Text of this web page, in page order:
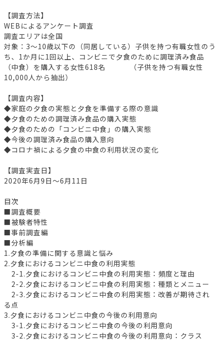
【調査方法】
WEBによるアンケート調査
調査エリアは全国
対象：3～10歳以下の（同居している）子供を持つ有職女性のう
ち、1か月に1回以上、コンビニで夕食のために調理済み食品
（中食）を購入する女性618名 （子供を持つ有職女性
10,000人から抽出）
【調査内容】
◆家庭の夕食の実態と夕食を準備する際の意識
◆夕食のための調理済み食品の購入実態
◆夕食のための「コンビニ中食」の購入実態
◆今後の調理済み食品の購入意向
◆コロナ禍による夕食の中食の利用状況の変化
【調査実査日】
2020年6月9日～6月11日
目次
■調査概要
■被験者特性
■事前調査編
■分析編
1.夕食の準備に関する意識と悩み
2.夕食におけるコンビニ中食の利用実態
2-1.夕食におけるコンビニ中食の利用実態：頻度と理由
2-2.夕食におけるコンビニ中食の利用実態：種類とメニュー
2-3.夕食におけるコンビニ中食の利用実態：改善が期待され
る点
3.夕食におけるコンビニ中食の今後の利用意向
3-1.夕食におけるコンビニ中食の今後の利用意向
3-2.夕食におけるコンビニ中食の今後の利用意向：クラス